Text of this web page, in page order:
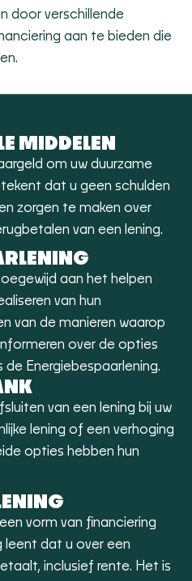
door verschillende
aan te bieden die
MIDDELEN
om uw duurzame
dat u geen schulden
zorgen te maken over
van een lening.
aan het helpen
van hun
van de manieren waarop
over de opties
Energiebespaarlening.
van een lening bij uw
lening of een verhoging
opties hebben hun
vorm van financiering
leent dat u over een
inclusief rente. Het is